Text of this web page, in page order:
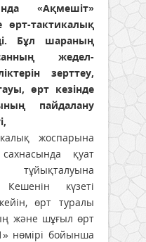
«Ақмешіт»
өрт-тактикалық
Бұл шараның
жедел-
зерттеу,
өрт кезінде
пайдалану
жоспарына
қуат
күзеті
өрт туралы
және шұғыл өрт
нөмірі бойынша